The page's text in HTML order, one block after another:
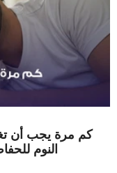
كم مرة يجب أن
النوم